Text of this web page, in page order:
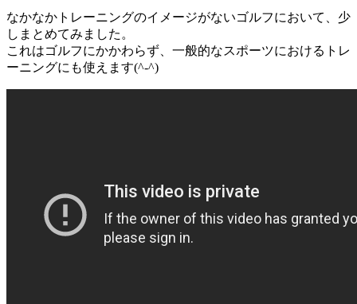
なかなかトレーニングのイメージがないゴルフにおいて、少
しまとめてみました。
これはゴルフにかかわらず、一般的なスポーツにおけるトレ
ーニングにも使えます(^-^)